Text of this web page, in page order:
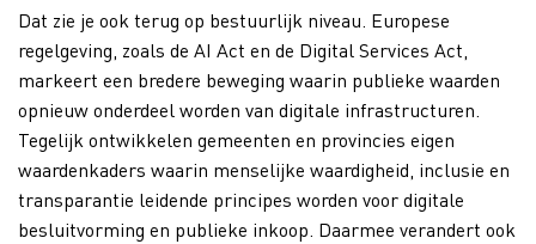
Dat zie je ook terug op bestuurlijk niveau. Europese
regelgeving, zoals de AI Act en de Digital Services Act,
markeert een bredere beweging waarin publieke waarden
opnieuw onderdeel worden van digitale infrastructuren.
Tegelijk ontwikkelen gemeenten en provincies eigen
waardenkaders waarin menselijke waardigheid, inclusie en
transparantie leidende principes worden voor digitale
besluitvorming en publieke inkoop. Daarmee verandert ook